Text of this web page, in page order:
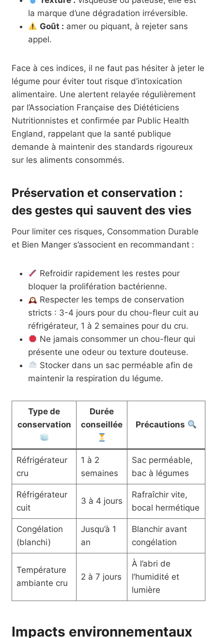
la marque d’une dégradation irréversible.
Goût : amer ou piquant, à rejeter sans
appel.
Face à ces indices, il ne faut pas hésiter à jeter le
légume pour éviter tout risque d’intoxication
alimentaire. Une alertent relayée régulièrement
par l’Association Française des Diététiciens
Nutritionnistes et confirmée par Public Health
England, rappelant que la santé publique
demande à maintenir des standards rigoureux
sur les aliments consommés.
Préservation et conservation :
des gestes qui sauvent des vies
Pour limiter ces risques, Consommation Durable
et Bien Manger s’associent en recommandant :
Refroidir rapidement les restes pour
bloquer la prolifération bactérienne.
Respecter les temps de conservation
stricts : 3-4 jours pour du chou-fleur cuit au
réfrigérateur, 1 à 2 semaines pour du cru.
Ne jamais consommer un chou-fleur qui
présente une odeur ou texture douteuse.
Stocker dans un sac perméable afin de
maintenir la respiration du légume.
Type de
conservation
Durée
conseillée
Précautions
Réfrigérateur
cru
1 à 2
semaines
Sac perméable,
bac à légumes
Réfrigérateur
cuit
3 à 4 jours
Rafraîchir vite,
bocal hermétique
Congélation
(blanchi)
Jusqu’à 1
an
Blanchir avant
congélation
Température
ambiante cru
2 à 7 jours
À l’abri de
l’humidité et
lumière
Impacts environnementaux